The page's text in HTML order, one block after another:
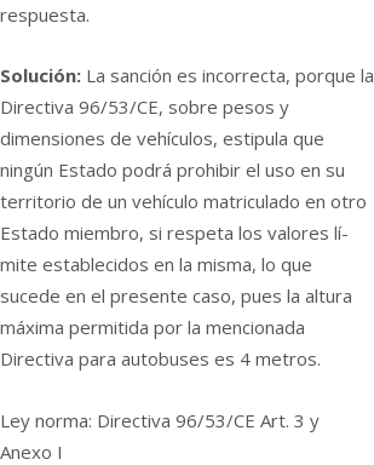
respuesta.
Solución: La sanción es incorrecta, porque la
Directiva 96/53/CE, sobre pesos y
dimensiones de vehí­culos, estipula que
ningún Estado podrá prohibir el uso en su
territorio de un vehí­culo matriculado en otro
Estado miembro, si respeta los valores lí­
mite establecidos en la misma, lo que
sucede en el presente caso, pues la altura
máxima permitida por la mencionada
Directiva para autobuses es 4 metros.
Ley norma: Directiva 96/53/CE Art. 3 y
Anexo I